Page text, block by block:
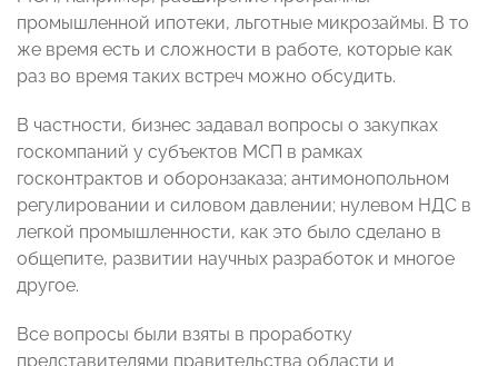
промышленной ипотеки, льготные микрозаймы. В то
же время есть и сложности в работе, которые как
раз во время таких встреч можно обсудить.
В частности, бизнес задавал вопросы о закупках
госкомпаний у субъектов МСП в рамках
госконтрактов и оборонзаказа; антимонопольном
регулировании и силовом давлении; нулевом НДС в
легкой промышленности, как это было сделано в
общепите, развитии научных разработок и многое
другое.
Все вопросы были взяты в проработку
представителями правительства области и